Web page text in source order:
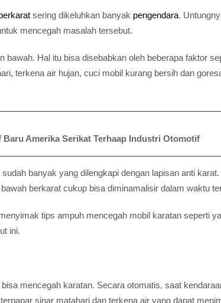
sering dikeluhkan banyak pengendara.
mencegah masalah tersebut.
bawah. Hal itu bisa disebabkan oleh beberapa faktor
terkena air hujan, cuci mobil kurang bersih dan
Baru Amerika Serikat Terhaap Industri Otomotif
banyak yang dilengkapi dengan lapisan anti
berkarat cukup bisa diminamalisir dalam waktu
tips ampuh mencegah mobil karatan seperti
ini.
mencegah karatan. Secara otomatis, saat
sinar matahari dan terkena air yang dapat